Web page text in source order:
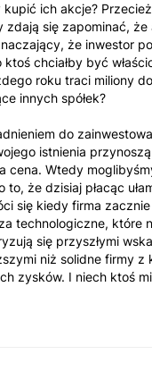
ich akcje?
zdają się zapominać,
że inwestor
chciałby być
roku traci miliony
innych spółek?
do
istnienia
cena. Wtedy
to, że dzisiaj płacąc
się kiedy firma
technologiczne, które
się przyszłymi
niż solidne firmy z
zysków. I niech ktoś